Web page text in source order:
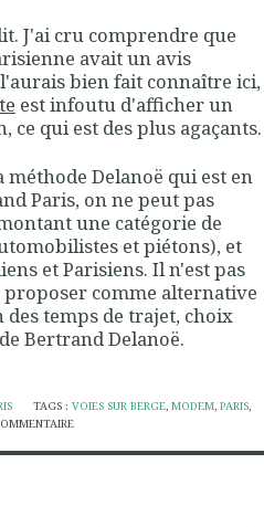
J'ai cru comprendre que
avait un avis
bien fait connaître ici,
est infoutu d'afficher un
qui est des plus agaçants.
Delanoë qui est en
Paris, on ne peut pas
une catégorie de
et piétons), et
et Parisiens. Il n'est pas
comme alternative
temps de trajet, choix
Bertrand Delanoë.
TAGS :VOIES SUR BERGE,MODEM,PARIS,